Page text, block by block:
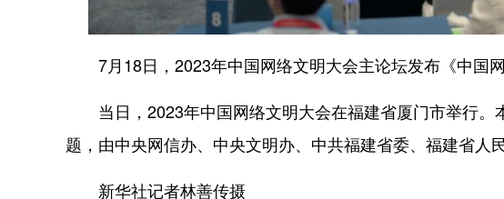
7月18日，2023年中国网络文明大会主论坛发布《中国网
当日，2023年中国网络文明大会在福建省厦门市举行。
题，由中央网信办、中央文明办、中共福建省委、福建省人
新华社记者林善传摄